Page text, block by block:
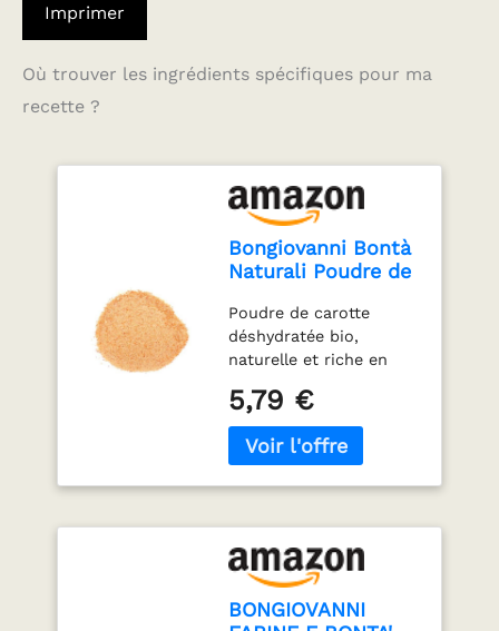
Imprimer
Où trouver les ingrédients spécifiques pour ma
recette ?
Bongiovanni Bontà
Naturali Poudre de
Déshydratée Bio
200 g - Lot de 1
Poudre de carotte
déshydratée bio,
naturelle et riche en
pour smoothies,
soupes, sauces et
pâtisserie. Riche en
naturelle, biologique et
soigneusement
transformée pour
préserver les
5,79 €
BONGIOVANNI